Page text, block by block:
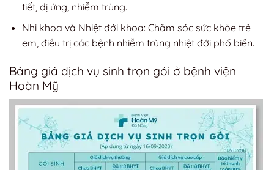
tiết, dị ứng, nhiễm trùng.
Nhi khoa và Nhiệt đới khoa: Chăm sóc sức khỏe trẻ
em, điều trị các bệnh nhiễm trùng nhiệt đới phổ biến.
Bảng giá dịch vụ sinh trọn gói ở bệnh viện
Hoàn Mỹ